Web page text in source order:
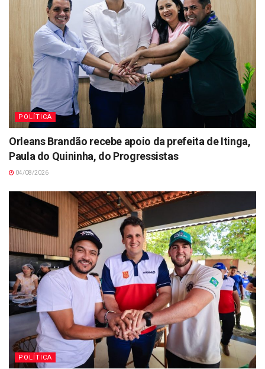
POLÍTICA
Orleans Brandão recebe apoio da prefeita de Itinga,
Paula do Quininha, do Progressistas
04/08/2026
POLÍTICA